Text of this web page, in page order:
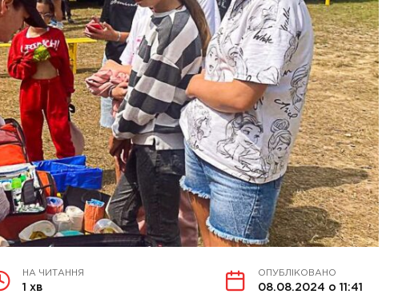
НА ЧИТАННЯ
1 хв
ОПУБЛІКОВАНО
08.08.2024 о 11:41